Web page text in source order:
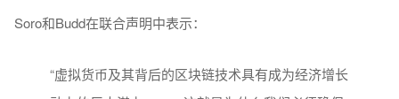
Soro和Budd在联合声明中表示：
“虚拟货币及其背后的区块链技术具有成为经济增长